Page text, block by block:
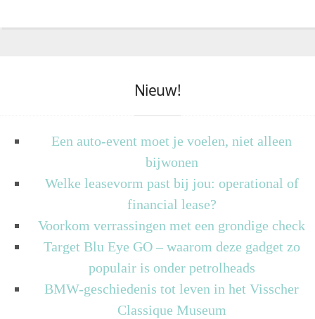
Nieuw!
Een auto-event moet je voelen, niet alleen
bijwonen
Welke leasevorm past bij jou: operational of
financial lease?
Voorkom verrassingen met een grondige check
Target Blu Eye GO – waarom deze gadget zo
populair is onder petrolheads
BMW-geschiedenis tot leven in het Visscher
Classique Museum